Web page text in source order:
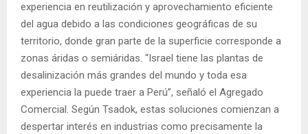
experiencia en reutilización y aprovechamiento eficiente
del agua debido a las condiciones geográficas de su
territorio, donde gran parte de la superficie corresponde a
zonas áridas o semiáridas. “Israel tiene las plantas de
desalinización más grandes del mundo y toda esa
experiencia la puede traer a Perú”, señaló el Agregado
Comercial. Según Tsadok, estas soluciones comienzan a
despertar interés en industrias como precisamente la